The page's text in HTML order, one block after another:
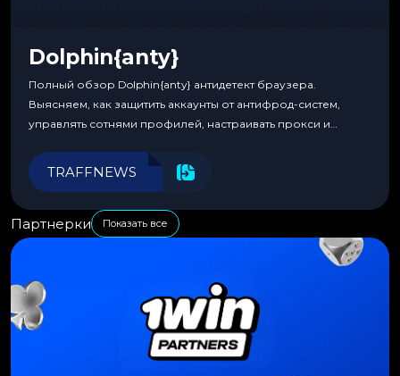
Dolphin{anty}
Полный обзор Dolphin{anty} антидетект браузера.
Выясняем, как защитить аккаунты от антифрод-систем,
управлять сотнями профилей, настраивать прокси и
эффективности.
TRAFFNEWS
Партнерки Показать все